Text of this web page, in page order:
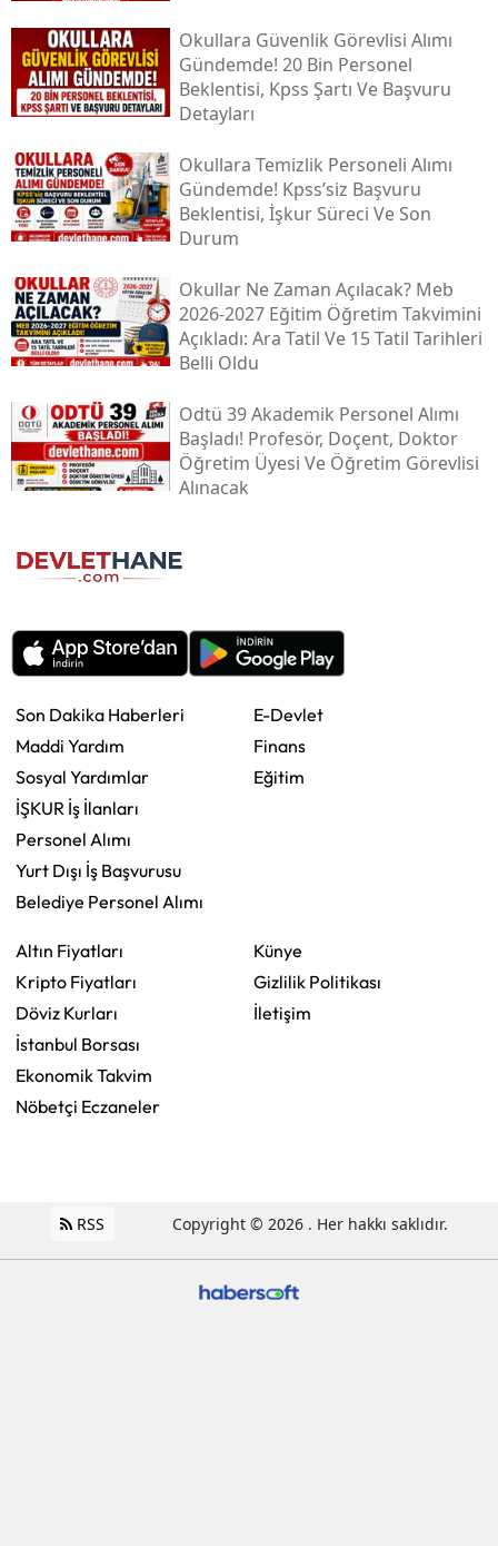
Okullara Güvenlik Görevlisi Alımı
Gündemde! 20 Bin Personel
Beklentisi, Kpss Şartı Ve Başvuru
Detayları
Okullara Temizlik Personeli Alımı
Gündemde! Kpss’siz Başvuru
Beklentisi, İşkur Süreci Ve Son
Durum
Okullar Ne Zaman Açılacak? Meb
2026-2027 Eğitim Öğretim Takvimini
Açıkladı: Ara Tatil Ve 15 Tatil Tarihleri
Belli Oldu
Odtü 39 Akademik Personel Alımı
Başladı! Profesör, Doçent, Doktor
Öğretim Üyesi Ve Öğretim Görevlisi
Alınacak
Son Dakika Haberleri
Maddi Yardım
Sosyal Yardımlar
İŞKUR İş İlanları
Personel Alımı
Yurt Dışı İş Başvurusu
Belediye Personel Alımı
E-Devlet
Finans
Eğitim
Altın Fiyatları
Kripto Fiyatları
Döviz Kurları
İstanbul Borsası
Ekonomik Takvim
Nöbetçi Eczaneler
Künye
Gizlilik Politikası
İletişim
RSS Copyright © 2026 . Her hakkı saklıdır.